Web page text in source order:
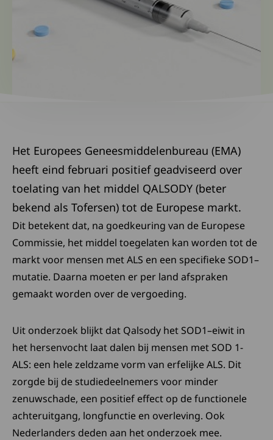
Het Europees Geneesmiddelenbureau (EMA)
heeft eind februari positief geadviseerd over
toelating van het middel QALSODY (beter
bekend als Tofersen) tot de Europese markt.
Dit betekent dat, na goedkeuring van de Europese
Commissie, het middel toegelaten kan worden tot de
markt voor mensen met ALS en een specifieke SOD1–
mutatie. Daarna moeten er per land afspraken
gemaakt worden over de vergoeding.
Uit onderzoek blijkt dat Qalsody het SOD1–eiwit in
het hersenvocht laat dalen bij mensen met SOD 1-
ALS: een hele zeldzame vorm van erfelijke ALS. Dit
zorgde bij de studiedeelnemers voor minder
zenuwschade, een positief effect op de functionele
achteruitgang, longfunctie en overleving. Ook
Nederlanders deden aan het onderzoek mee.